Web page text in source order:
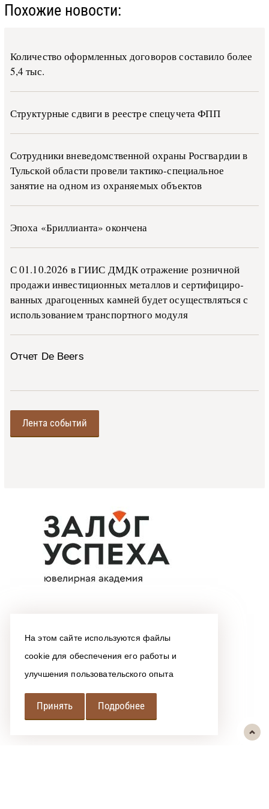
На этом сайте используются файлы
cookie для обеспечения его работы и
улучшения пользовательского опыта
Принять Подробнее
Похожие новости:
Количество оформленных договоров составило более
5,4 тыс.
Структурные сдвиги в реестре спецучета ФПП
Сотрудники вневедомственной охраны Росгвардии в
Тульской области провели тактико-специальное
занятие на одном из охраняемых объектов
Эпоха «Бриллианта» окончена
С 01.10.2026 в ГИИС ДМДК от­ра­же­ние роз­ни­ч­ной
про­да­жи ин­ве­сти­ци­он­ных ме­тал­лов и сер­ти­фи­ци­ро­
ван­ных дра­го­цен­ных ка­м­ней бу­дет осу­ще­ств­лять­ся с
ис­поль­зо­ва­ни­ем тран­с­пор­т­но­го мо­ду­ля
Отчет De Beers
Лента событий